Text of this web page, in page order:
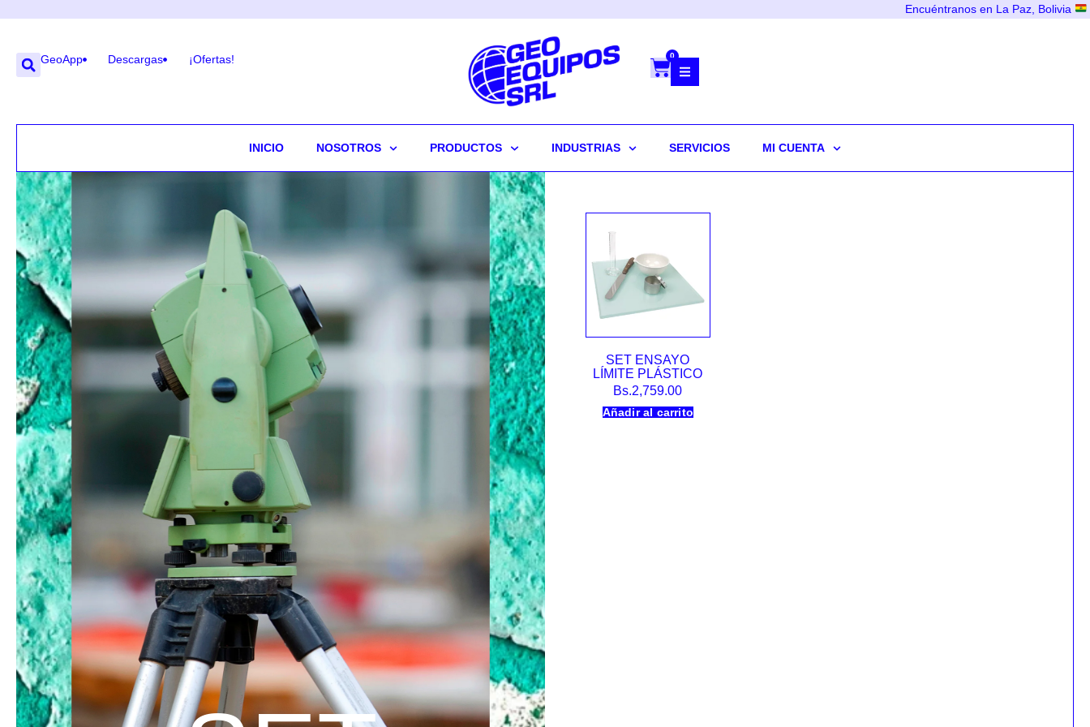
Encuéntranos en La Paz, Bolivia
GeoApp Descargas ¡Ofertas! 0
INICIO NOSOTROS PRODUCTOS INDUSTRIAS SERVICIOS MI CUENTA
SET ENSAYO
LÍMITE PLÁSTICO
Bs.2,759.00
Añadir al carrito